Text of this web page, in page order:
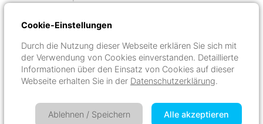
Ich setze für Sie ein realistisches
Entschuldungskonzept um, mit dem Sie in drei
Jahren wieder schuldenfrei sind.
An dieser Stelle möchte ich Dir gerne ein
Video zeigen welches von YouTube / Vimeo
Cookie-Einstellungen
Durch die Nutzung dieser Webseite erklären Sie sich mit
der Verwendung von Cookies einverstanden. Detaillierte
Informationen über den Einsatz von Cookies auf dieser
Webseite erhalten Sie in der Datenschutzerklärung.
Ablehnen / Speichern Alle akzeptieren